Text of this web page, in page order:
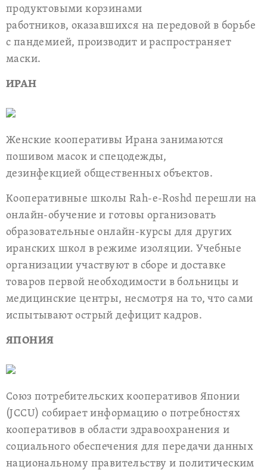
продуктовыми корзинами
работников, оказавшихся на передовой в борьбе
с пандемией, производит и распространяет
маски.
ИРАН
Женские кооперативы Ирана занимаются
пошивом масок и спецодежды,
дезинфекцией общественных объектов.
Кооперативные школы Rah-e-Roshd перешли на
онлайн-обучение и готовы организовать
образовательные онлайн-курсы для других
иранских школ в режиме изоляции. Учебные
организации участвуют в сборе и доставке
товаров первой необходимости в больницы и
медицинские центры, несмотря на то, что сами
испытывают острый дефицит кадров.
ЯПОНИЯ
Союз потребительских кооперативов Японии
(JCCU) собирает информацию о потребностях
кооперативов в области здравоохранения и
социального обеспечения для передачи данных
национальному правительству и политическим